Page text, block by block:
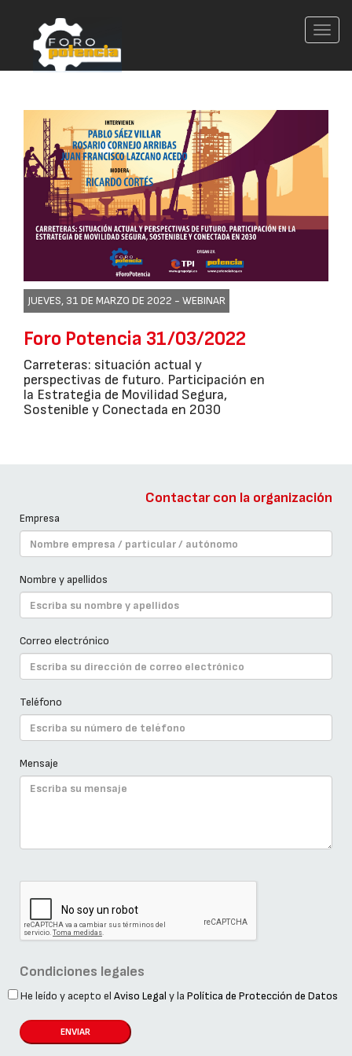
JUEVES, 31 DE MARZO DE 2022 - WEBINAR
Foro Potencia 31/03/2022
Carreteras: situación actual y
perspectivas de futuro. Participación en
la Estrategia de Movilidad Segura,
Sostenible y Conectada en 2030
Contactar con la organización
Empresa
Nombre y apellidos
Correo electrónico
Teléfono
Mensaje
Condiciones legales
He leído y acepto el Aviso Legal y la Política de Protección de Datos
ENVIAR